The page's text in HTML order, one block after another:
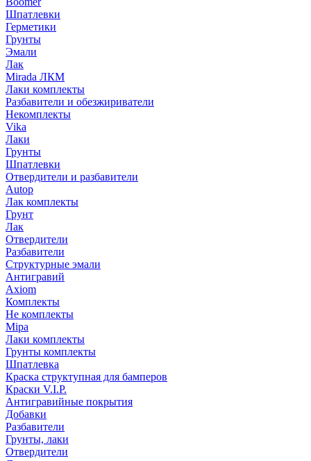
Шпатлевки
Герметики
Грунты
Эмали
Лак
Mirada ЛКМ
Лаки комплекты
Разбавители и обезжириватели
Некомплекты
Vika
Лаки
Грунты
Шпатлевки
Отвердители и разбавители
Autop
Лак комплекты
Грунт
Лак
Отвердители
Разбавители
Структурные эмали
Антигравий
Axiom
Комплекты
Не комплекты
Mipa
Лаки комплекты
Грунты комплекты
Шпатлевка
Краска структупная для бамперов
Краски V.I.P.
Антигравийные покрытия
Добавки
Разбавители
Грунты, лаки
Отвердители